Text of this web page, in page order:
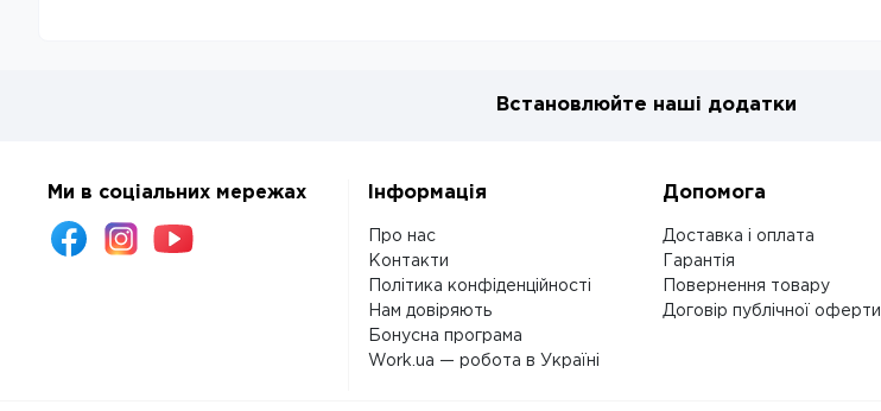
Встановлюйте наші додатки
Ми в соціальних мережах Інформація
Про нас
Контакти
Політика конфіденційності
Нам довіряють
Бонусна програма
Work.ua — робота в Україні
Допомога
Доставка і оплата
Гарантія
Повернення товару
Договір публічної оферти